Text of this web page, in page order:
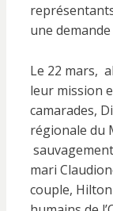
une demande
Le 22 mars,
leur mission
camarades,
régionale du
mari
couple,